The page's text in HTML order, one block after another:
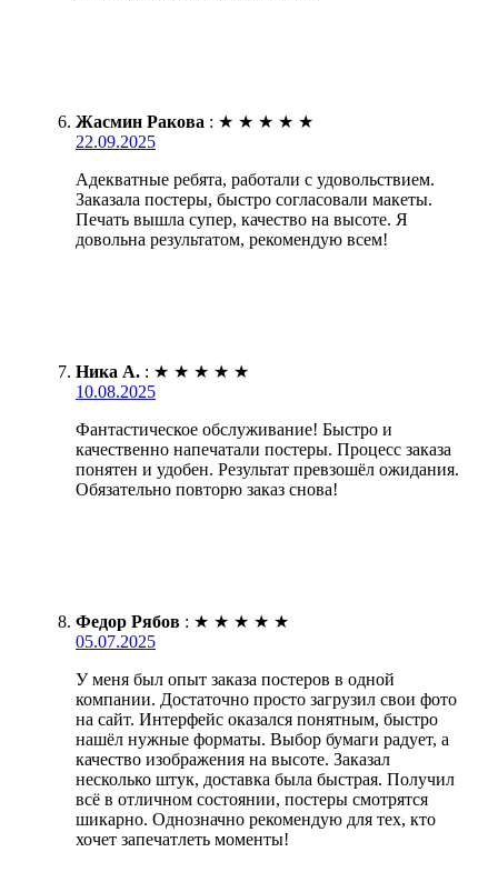
Жасмин Ракова : ★ ★ ★ ★ ★
22.09.2025
Адекватные ребята, работали с удовольствием.
Заказала постеры, быстро согласовали макеты.
Печать вышла супер, качество на высоте. Я
довольна результатом, рекомендую всем!
Ника А. : ★ ★ ★ ★ ★
10.08.2025
Фантастическое обслуживание! Быстро и
качественно напечатали постеры. Процесс заказа
понятен и удобен. Результат превзошёл ожидания.
Обязательно повторю заказ снова!
Федор Рябов : ★ ★ ★ ★ ★
05.07.2025
У меня был опыт заказа постеров в одной
компании. Достаточно просто загрузил свои фото
на сайт. Интерфейс оказался понятным, быстро
нашёл нужные форматы. Выбор бумаги радует, а
качество изображения на высоте. Заказал
несколько штук, доставка была быстрая. Получил
всё в отличном состоянии, постеры смотрятся
шикарно. Однозначно рекомендую для тех, кто
хочет запечатлеть моменты!